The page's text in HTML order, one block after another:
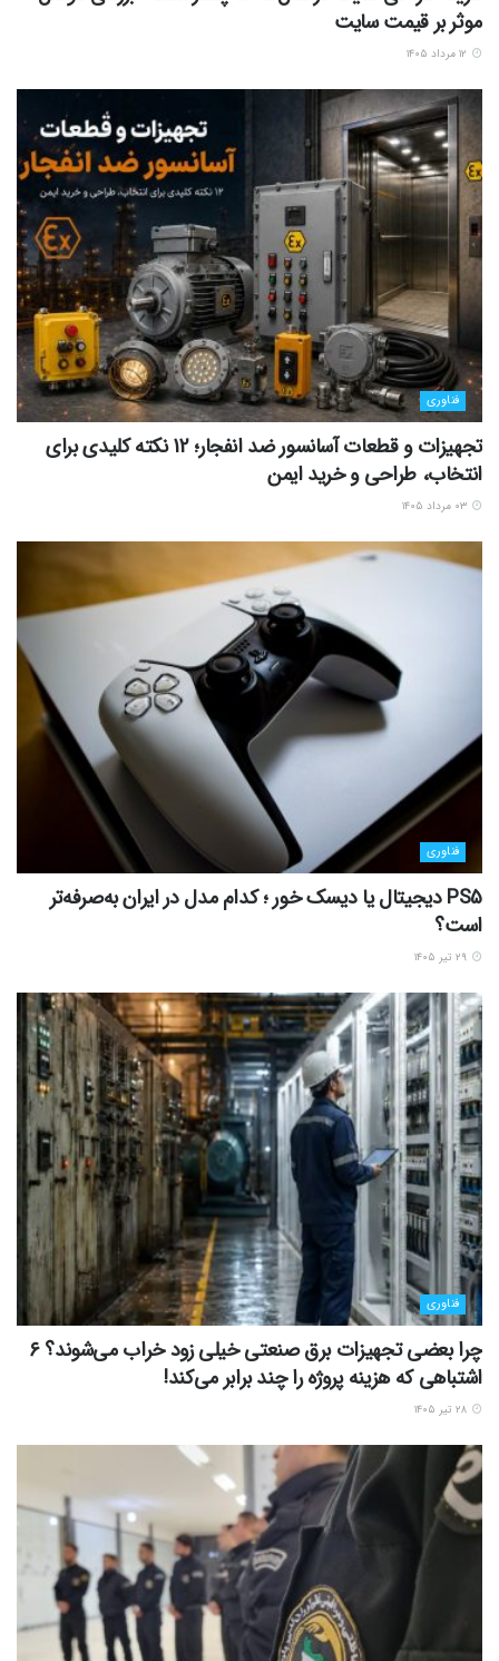
موثر بر قیمت سایت
فناوری
تجهیزات و قطعات آسانسور ضد انفجار؛ 12 نکته کلیدی برای
انتخاب، طراحی و خرید ایمن
فناوری
PS5 دیجیتال یا دیسک خور ؛ کدام مدل در ایران به‌صرفه‌تر
است؟
فناوری
چرا بعضی تجهیزات برق صنعتی خیلی زود خراب می‌شوند؟ ۶
اشتباهی که هزینه پروژه را چند برابر می‌کند!